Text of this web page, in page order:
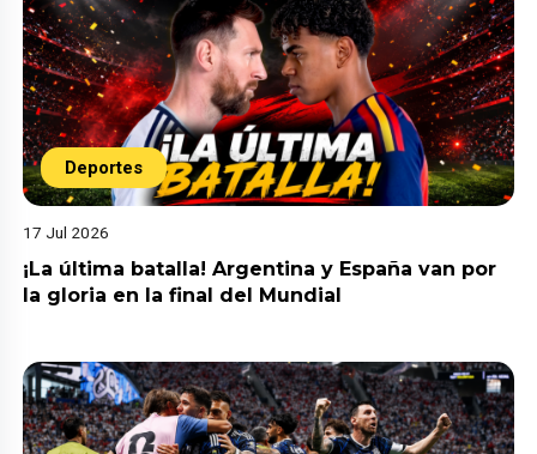
Deportes
17 Jul 2026
¡La última batalla! Argentina y España van por
la gloria en la final del Mundial